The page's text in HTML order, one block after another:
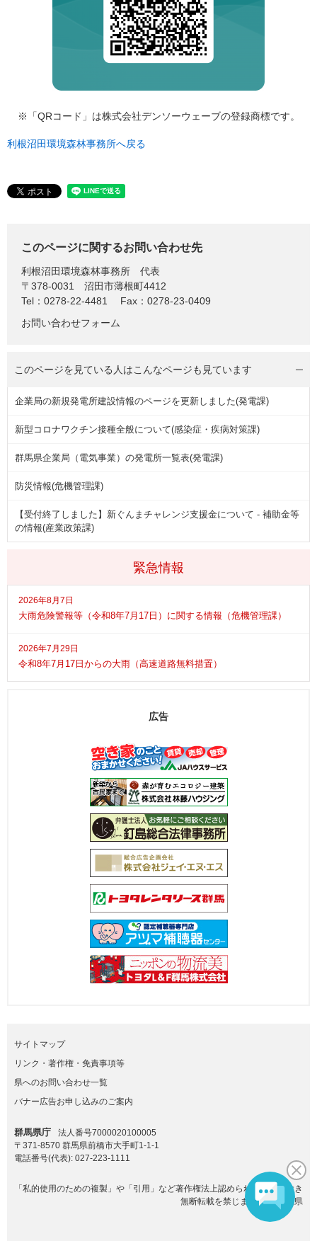
※「QRコード」は株式会社デンソーウェーブの登録商標です。
利根沼田環境森林事務所へ戻る
このページに関するお問い合わせ先
利根沼田環境森林事務所
代表
〒378-0031
沼田市薄根町4412
Tel：0278-22-4481
Fax：0278-23-0409
お問い合わせフォーム
緊急情報
2026年8月7日
大雨危険警報等（令和8年7月17日）に関する情報（危機管理課）
2026年7月29日
令和8年7月17日からの大雨（高速道路無料措置）
このページを見ている人はこんなページも見ています
企業局の新規発電所建設情報のページを更新しました(発電課)
新型コロナワクチン接種全般について(感染症・疾病対策課)
群馬県企業局（電気事業）の発電所一覧表(発電課)
防災情報(危機管理課)
【受付終了しました】新ぐんまチャレンジ支援金について - 補助金等
の情報(産業政策課)
広告
サイトマップ
リンク・著作権・免責事項等
県へのお問い合わせ一覧
バナー広告お申し込みのご案内
群馬県庁
法人番号7000020100005
〒371-8570 群馬県前橋市大手町1-1-1
電話番号(代表): 027-223-1111
「私的使用のための複製」や「引用」など著作権法上認められた場合を除き
無断転載を禁じます。(C)群馬県